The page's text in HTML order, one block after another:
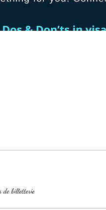
de billetterie